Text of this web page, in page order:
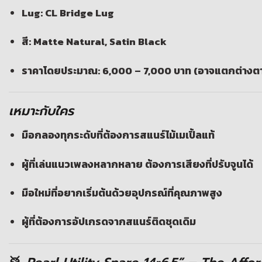
Lug: CL Bridge Lug
สี: Matte Natural, Satin Black
ราคาโดยประมาณ: 6,000 – 7,000 บาท (อาจแตกต่างต
เหมาะกับใคร
มือกลองทุกระดับที่ต้องการสแนร์ไม้เมเปิ้ลแท้
ผู้ที่เล่นแนวเพลงหลากหลาย ต้องการเสียงที่ปรับจูนได้
มือใหม่ที่อยากเริ่มต้นด้วยอุปกรณ์ที่คุณภาพสูง
ผู้ที่ต้องการอัปเกรดจากสแนร์ติดชุดเดิม